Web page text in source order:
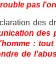
pas
des
des
:
de